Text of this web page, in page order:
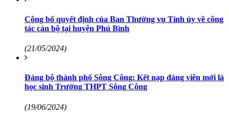
Công bố quyết định của Ban Thường vụ Tỉnh ủy về công
tác cán bộ tại huyện Phú Bình
(21/05/2024)
Đảng bộ thành phố Sông Công: Kết nạp đảng viên mới là
học sinh Trường THPT Sông Công
(19/06/2024)